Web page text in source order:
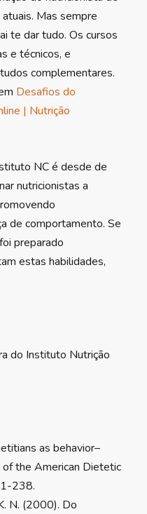
Mas sempre
te dar tudo. Os cursos
e técnicos, e
complementares.
Desafios do
| Nutrição
NC é desde de
nutricionistas a
de comportamento. Se
preparado
estas habilidades,
do Instituto Nutrição
as behavior–
of the American Dietetic
238.
N. (2000). Do